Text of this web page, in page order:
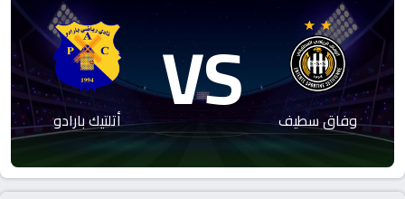
وفاق سطيف VS أتلتيك بارادو